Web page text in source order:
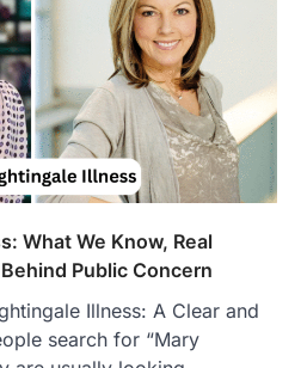
What We Know, Real
Public Concern
Illness: A Clear and
search for “Mary